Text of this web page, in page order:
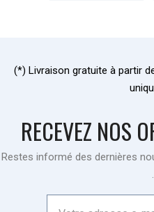
(*) Livraison gratuite à partir
RECEVEZ NOS
Restes informé des dernières